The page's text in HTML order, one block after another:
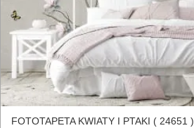
FOTOTAPETA KWIATY I PTAKI ( 24651 )